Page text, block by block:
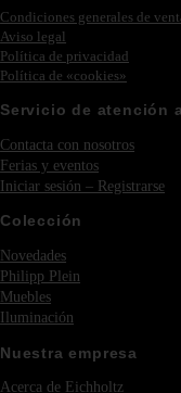
Condiciones generales de
Aviso legal
Política de privacidad
Política de «cookies»
Servicio de atención
Contacta con nosotros
Ferias y eventos
Iniciar sesión – Registrarse
Colección
Novedades
Philipp Plein
Muebles
Iluminación
Nuestra empresa
Acerca de Eichholtz